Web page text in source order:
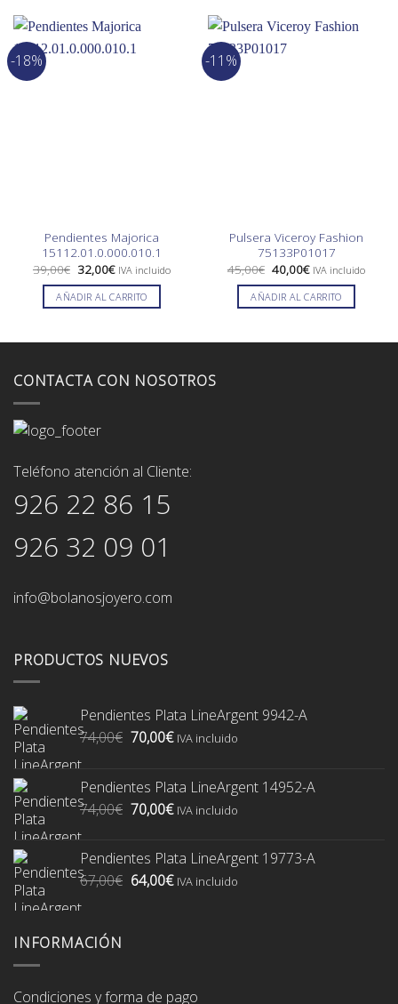
-18%
Pendientes Majorica
15112.01.0.000.010.1
39,00€ El
precio
original
era:
39,00€.
32,00€El
precio
actual
es:
32,00€.
IVA incluido
AÑADIR AL CARRITO
-11%
Pulsera Viceroy Fashion
75133P01017
45,00€ El
precio
original
era:
45,00€.
40,00€El
precio
actual
es:
40,00€.
IVA incluido
AÑADIR AL CARRITO
CONTACTA CON NOSOTROS
Teléfono atención al Cliente:
926 22 86 15
926 32 09 01
info@bolanosjoyero.com
PRODUCTOS NUEVOS
Pendientes Plata LineArgent 9942-A
74,00€ El
era:
74,00€.
70,00€El
es:
70,00€.
IVA incluido
Pendientes Plata LineArgent 14952-A
74,00€ El
era:
74,00€.
70,00€El
es:
70,00€.
IVA incluido
Pendientes Plata LineArgent 19773-A
67,00€ El
64,00€ElIVA incluido
INFORMACIÓN
Condiciones y forma de pago